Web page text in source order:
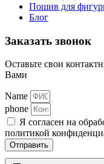
Пошив для
Блог
Заказать звонок
Оставьте свои
Вами
Name
phone
Я согласен на
политикой
Отправить